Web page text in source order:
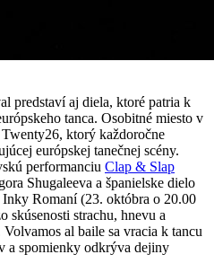
predstaví aj diela, ktoré patria k
tanca. Osobitné miesto v
ktorý každoročne
európskej tanečnej scény.
performanciu Clap & Slap
Shugaleeva a španielske dielo
Romaní (23. októbra o 20.00
skúsenosti strachu, hnevu a
al baile sa vracia k tancu
a spomienky odkrýva dejiny